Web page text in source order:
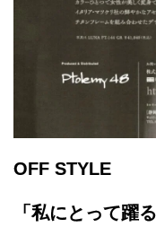
OFF STYLE
「私にとって躍